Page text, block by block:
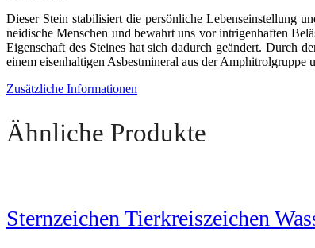
Dieser Stein stabilisiert die persönliche Lebenseinstellung
neidische Menschen und bewahrt uns vor intrigenhaften
Eigenschaft des Steines hat sich dadurch geändert. Durch
einem eisenhaltigen Asbestmineral aus der
Zusätzliche Informationen
Ähnliche Produkte
Sternzeichen Tierkreiszeichen